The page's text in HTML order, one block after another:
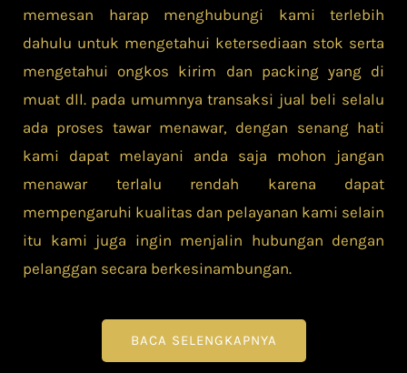
memesan harap menghubungi kami terlebih
dahulu untuk mengetahui ketersediaan stok serta
mengetahui ongkos kirim dan packing yang di
muat dll. pada umumnya transaksi jual beli selalu
ada proses tawar menawar, dengan senang hati
kami dapat melayani anda saja mohon jangan
menawar terlalu rendah karena dapat
mempengaruhi kualitas dan pelayanan kami selain
itu kami juga ingin menjalin hubungan dengan
pelanggan secara berkesinambungan.
BACA SELENGKAPNYA